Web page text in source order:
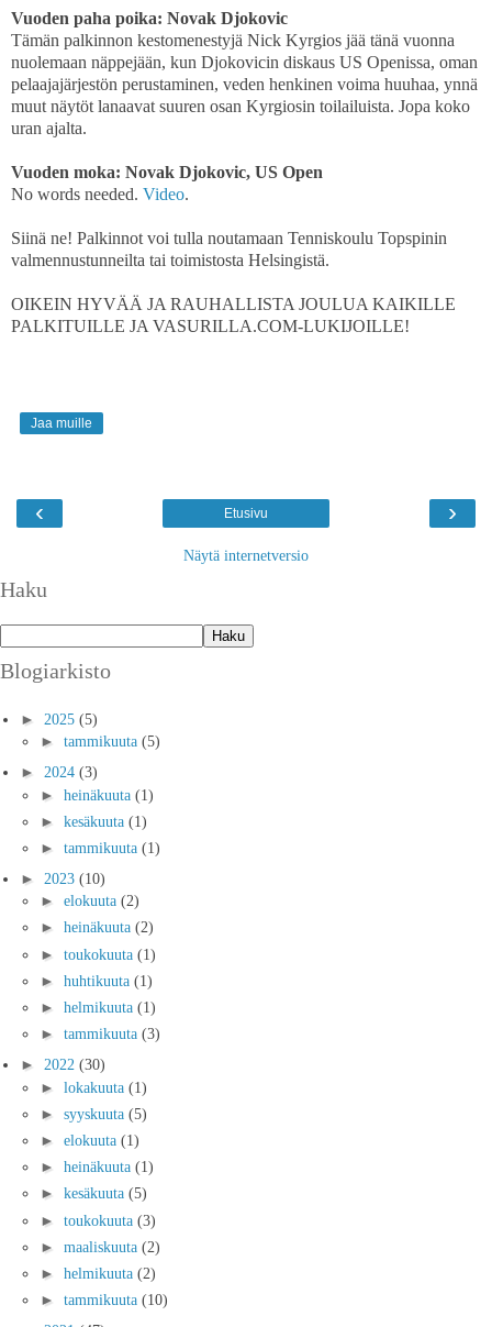
Vuoden paha poika: Novak Djokovic
Tämän palkinnon kestomenestyjä Nick Kyrgios jää tänä vuonna
nuolemaan näppejään, kun Djokovicin diskaus US Openissa, oman
pelaajajärjestön perustaminen, veden henkinen voima huuhaa, ynnä
muut näytöt lanaavat suuren osan Kyrgiosin toilailuista. Jopa koko
uran ajalta.
Vuoden moka: Novak Djokovic, US Open
No words needed. Video.
Siinä ne! Palkinnot voi tulla noutamaan Tenniskoulu Topspinin
valmennustunneilta tai toimistosta Helsingistä.
OIKEIN HYVÄÄ JA RAUHALLISTA JOULUA KAIKILLE
PALKITUILLE JA VASURILLA.COM-LUKIJOILLE!
Jaa muille
‹ ›
Etusivu
Näytä internetversio
Haku
Blogiarkisto
► 2025 (5)
► tammikuuta (5)
► 2024 (3)
► heinäkuuta (1)
► kesäkuuta (1)
► tammikuuta (1)
► 2023 (10)
► elokuuta (2)
► heinäkuuta (2)
► toukokuuta (1)
► huhtikuuta (1)
► helmikuuta (1)
► tammikuuta (3)
► 2022 (30)
► lokakuuta (1)
► syyskuuta (5)
► elokuuta (1)
► heinäkuuta (1)
► kesäkuuta (5)
► toukokuuta (3)
► maaliskuuta (2)
► helmikuuta (2)
► tammikuuta (10)